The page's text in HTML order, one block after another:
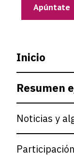
Inicio
Resumen
Noticias y